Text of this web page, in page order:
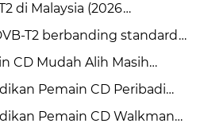
di Malaysia (2026
T2 berbanding standard
CD Mudah Alih Masih
Muzik pada 2026?
Pemain CD Peribadi
Pencinta Muzik
Pemain CD Walkman